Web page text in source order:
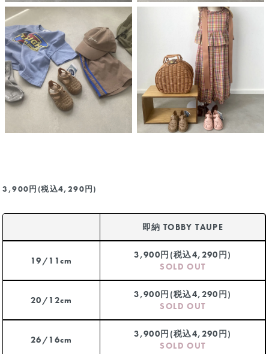
3,900円(税込4,290円)
即納 TOBBY TAUPE
19/11cm
3,900円(税込4,290円)
SOLD OUT
20/12cm
3,900円(税込4,290円)
SOLD OUT
26/16cm
3,900円(税込4,290円)
SOLD OUT